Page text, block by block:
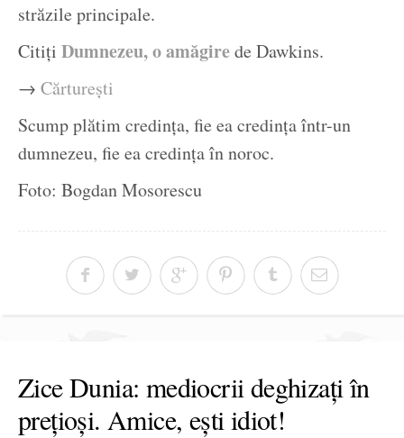
străzile principale.
Citiți Dumnezeu, o amăgirede Dawkins.
→ Cărturești
Scump plătim credința, fie ea credința într-un
dumnezeu, fie ea credința în noroc.
Foto: Bogdan Mosorescu
Zice Dunia: mediocrii deghizați în
prețioși. Amice, ești idiot!